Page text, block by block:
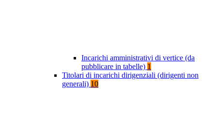
Incarichi amministrativi di vertice (da
pubblicare in tabelle) 1
Titolari di incarichi dirigenziali (dirigenti non
generali) 10